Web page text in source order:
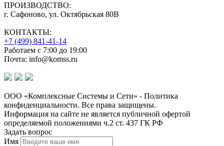
ПРОИЗВОДСТВО:
г. Сафоново, ул. Октябрьская 80В
КОНТАКТЫ:
+7 (499) 841-41-14
Работаем с 7:00 до 19:00
Почта: info@komss.ru
ООО «Комплексные Системы и Сети» - Политика
конфиденциальности. Все права защищены.
Информация на сайте не является публичной офертой
определяемой положениями ч.2 ст. 437 ГК РФ
Задать вопрос
Имя